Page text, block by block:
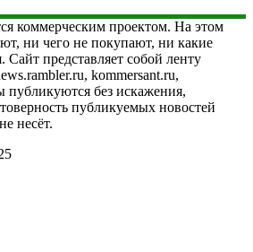
коммерческим проектом. На этом
ни чего не покупают, ни какие
Сайт представляет собой ленту
kommersant.ru,
публикуются без искажения,
публикуемых новостей
несёт.